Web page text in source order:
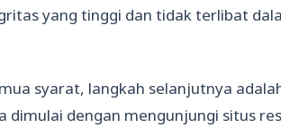
yang tinggi dan tidak terlibat
syarat, langkah selanjutnya
dimulai dengan mengunjungi situs